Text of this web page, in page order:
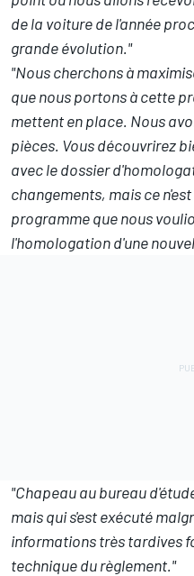
de la voiture de l'année
grande évolution."
"Nous cherchons à
que nous portons à cette
mettent en place. Nous
pièces. Vous découvrirez
avec le dossier
changements, mais ce
programme que nous
l'homologation d'une
"Chapeau au bureau
mais qui s'est exécuté
informations très tardives
technique du règlement."